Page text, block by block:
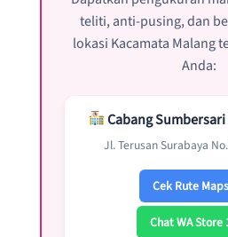
teliti, anti-pusing, dan
lokasi Kacamata Malang
Anda:
Cabang
Jl. Terusan Surabaya
Cek Rute Maps
Chat WA Store